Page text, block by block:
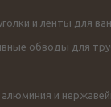
и ленты для
обводы для
алюминия и